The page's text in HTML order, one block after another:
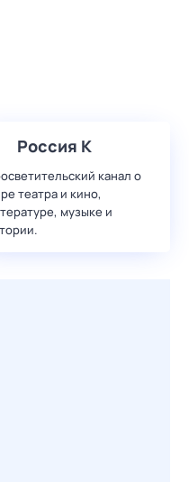
Россия К
канал о
театра и кино,
музыке и